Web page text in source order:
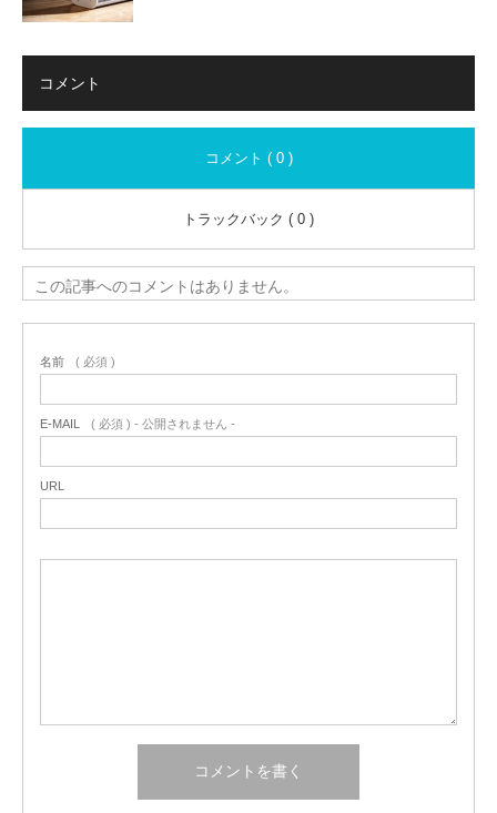
コメント
コメント ( 0 )
トラックバック ( 0 )
この記事へのコメントはありません。
名前 ( 必須 )
E-MAIL ( 必須 ) - 公開されません -
URL